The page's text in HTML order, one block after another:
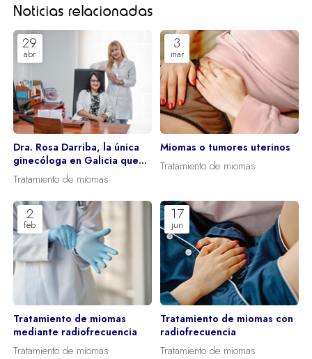
Noticias relacionadas
29
abr
Dra. Rosa Darriba, la única
ginecóloga en Galicia que
desarrolla el tratamiento de
miomas con radiofrecuencia
y cirugía robótica
Tratamiento de miomas
3
mar
Miomas o tumores uterinos
Tratamiento de miomas
2
feb
Tratamiento de miomas
mediante radiofrecuencia
Tratamiento de miomas
17
jun
Tratamiento de miomas con
radiofrecuencia
Tratamiento de miomas